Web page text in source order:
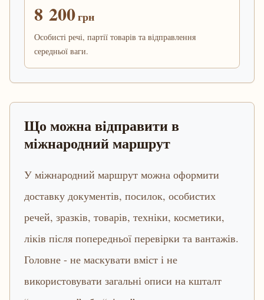
8 200грн
Особисті речі, партії товарів та відправлення
середньої ваги.
Що можна відправити в
міжнародний маршрут
У міжнародний маршрут можна оформити
доставку документів, посилок, особистих
речей, зразків, товарів, техніки, косметики,
ліків після попередньої перевірки та вантажів.
Головне - не маскувати вміст і не
використовувати загальні описи на кшталт